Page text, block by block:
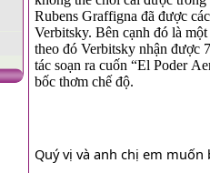
Rubens Graffigna đã được
Verbitsky. Bên cạnh đó là
theo đó Verbitsky nhận được
tác soạn ra cuốn “El Poder
bốc thơm chế độ.
Quý vị và anh chị em